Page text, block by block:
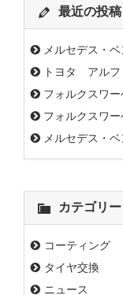
最近の投稿
メルセデス
トヨタ アル
フォルクスワ
フォルクスワ
メルセデス・
カテゴリー
コーティング
タイヤ交換
ニュース